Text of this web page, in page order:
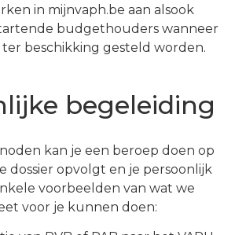
in mijnvaph.be aan alsook
budgethouders wanneer
beschikking gesteld worden.
begeleiding
kan je een beroep doen op
dossier opvolgt en je persoonlijk
voorbeelden van wat we
voor je kunnen doen: